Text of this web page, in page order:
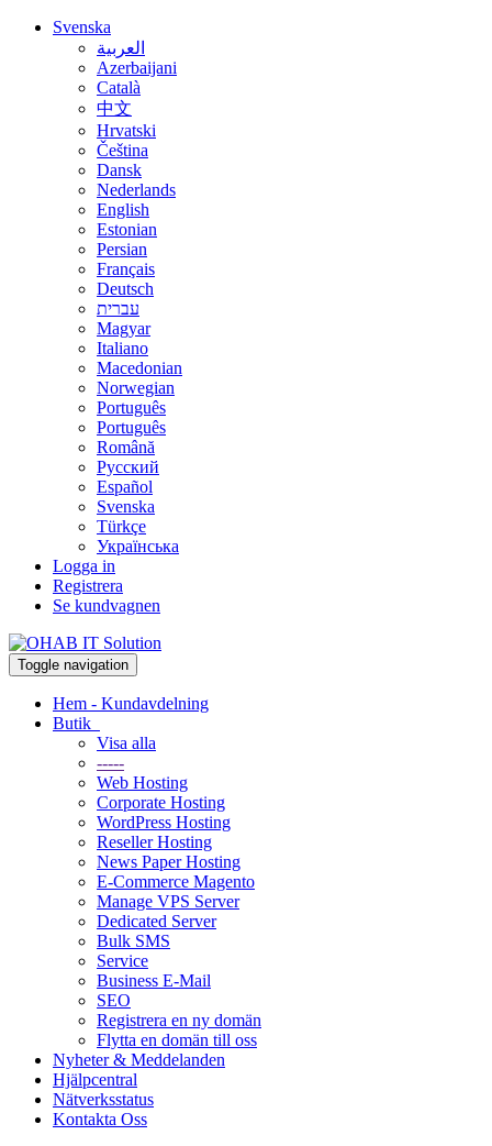
Svenska
العربية
Azerbaijani
Català
中文
Hrvatski
Čeština
Dansk
Nederlands
English
Estonian
Persian
Français
Deutsch
עברית
Magyar
Italiano
Macedonian
Norwegian
Português
Português
Română
Русский
Español
Svenska
Türkçe
Українська
Logga in
Registrera
Se kundvagnen
Toggle navigation
Hem - Kundavdelning
Butik
Visa alla
-----
Web Hosting
Corporate Hosting
WordPress Hosting
Reseller Hosting
News Paper Hosting
E-Commerce Magento
Manage VPS Server
Dedicated Server
Bulk SMS
Service
Business E-Mail
SEO
Registrera en ny domän
Flytta en domän till oss
Nyheter & Meddelanden
Hjälpcentral
Nätverksstatus
Kontakta Oss